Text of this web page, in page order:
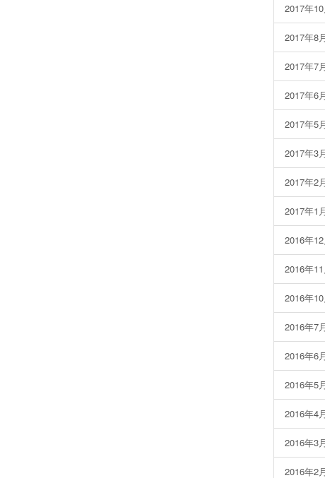
2017年
2017年8
2017年7
2017年6
2017年5
2017年3
2017年2
2017年1
2016年
2016年
2016年
2016年7
2016年6
2016年5
2016年4
2016年3
2016年2